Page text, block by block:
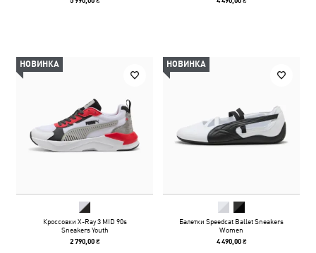
НОВИНКА
Кроссовки X-Ray 3 MID 90s
Sneakers Youth
2 790,00 ₴
НОВИНКА
Балетки Speedcat Ballet Sneakers
Women
4 490,00 ₴